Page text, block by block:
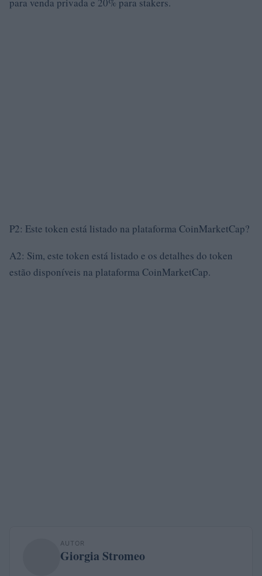
P2: Este token está listado na plataforma CoinMarketCap?
A2: Sim, este token está listado e os detalhes do token
estão disponíveis na plataforma CoinMarketCap.
AUTOR
Giorgia Stromeo